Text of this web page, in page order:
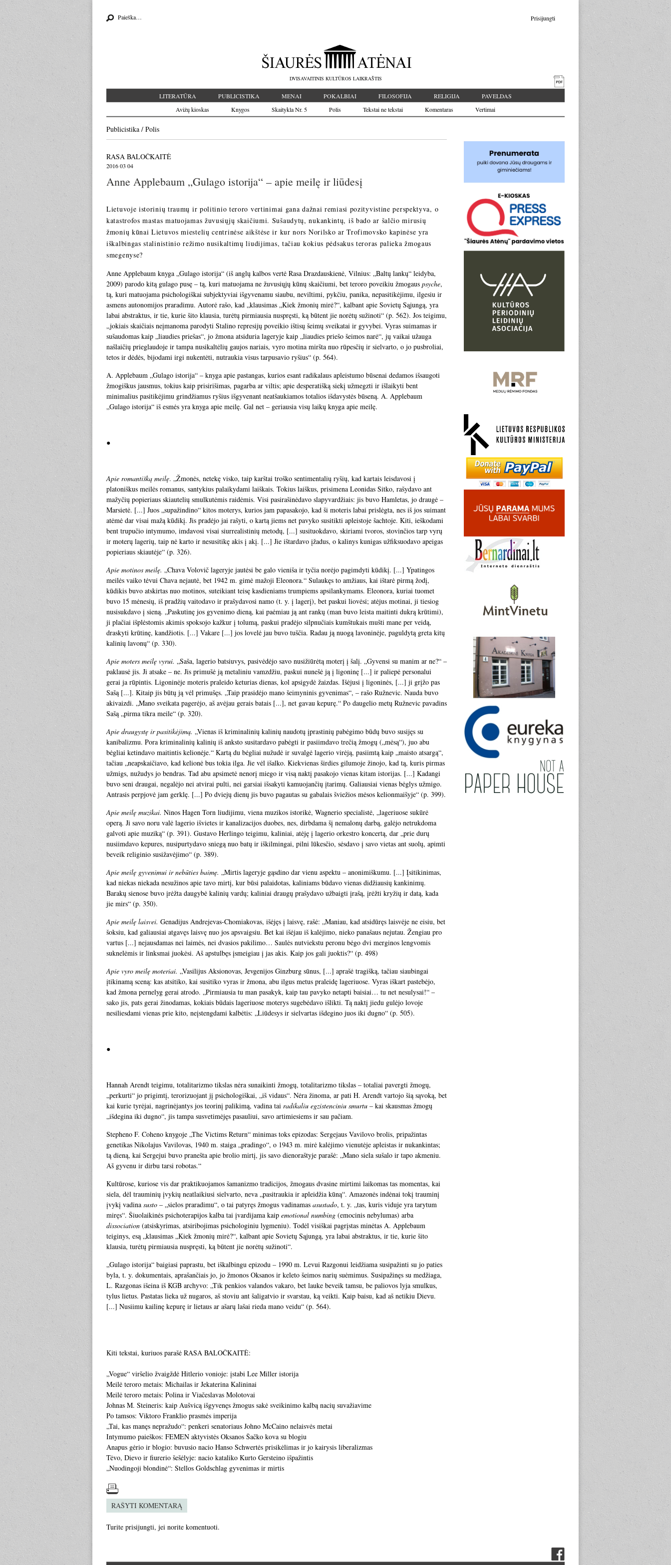
Prisijungti
Search for:
DVISAVAITINIS KULTŪROS LAIKRAŠTIS
LITERATŪRA PUBLICISTIKA MENAI POKALBIAI FILOSOFIJA RELIGIJA
PAVELDAS
Avižų kioskas
Knygos Skaitykla Nr. 5 Polis Tekstai ne tekstai Komentaras Vertimai
Publicistika / Polis
RASA BALOČKAITĖ
2016 03 04
Anne Applebaum „Gulago istorija“ – apie meilę ir liūdesį
Lietuvoje istorinių traumų ir politinio teroro vertinimai gana dažnai remiasi pozityvistine perspektyva, o
katastrofos mastas matuojamas žuvusiųjų skaičiumi. Sušaudytų, nukankintų, iš bado ar šalčio mirusių
žmonių kūnai Lietuvos miestelių centrinėse aikštėse ir kur nors Norilsko ar Trofimovsko kapinėse yra
iškalbingas stalinistinio režimo nusikaltimų liudijimas, tačiau kokius pėdsakus teroras palieka žmogaus
smegenyse?
Anne Applebaum knyga „Gulago istorija“ (iš anglų kalbos vertė Rasa Drazdauskienė, Vilnius: „Baltų lankų“ leidyba,
2009) parodo kitą gulago pusę – tą, kuri matuojama ne žuvusiųjų kūnų skaičiumi, bet teroro poveikiu žmogaus psyche,
tą, kuri matuojama psichologiškai subjektyviai išgyvenamu siaubu, neviltimi, pykčiu, panika, nepasitikėjimu, ilgesiu ir
asmens autonomijos praradimu. Autorė rašo, kad „klausimas „Kiek žmonių mirė?“, kalbant apie Sovietų Sąjungą, yra
labai abstraktus, ir tie, kurie šito klausia, turėtų pirmiausia nuspręsti, ką būtent jie norėtų sužinoti“ (p. 562). Jos teigimu,
„jokiais skaičiais neįmanoma parodyti Stalino represijų poveikio ištisų šeimų sveikatai ir gyvybei. Vyras suimamas ir
sušaudomas kaip „liaudies priešas“, jo žmona atsiduria lageryje kaip „liaudies priešo šeimos narė“, jų vaikai užauga
našlaičių prieglaudoje ir tampa nusikaltėlių gaujos nariais, vyro motina miršta nuo rūpesčių ir sielvarto, o jo pusbroliai,
tetos ir dėdės, bijodami irgi nukentėti, nutraukia visus tarpusavio ryšius“ (p. 564).
A. Applebaum „Gulago istorija“ – knyga apie pastangas, kurios esant radikalaus apleistumo būsenai dedamos išsaugoti
žmogiškus jausmus, tokius kaip prisirišimas, pagarba ar viltis; apie desperatišką siekį užmegzti ir išlaikyti bent
minimalius pasitikėjimu grindžiamus ryšius išgyvenant neatšaukiamos totalios išdavystės būseną. A. Applebaum
„Gulago istorija“ iš esmės yra knyga apie meilę. Gal net – geriausia visų laikų knyga apie meilę.
●
Apie romantišką meilę. „Žmonės, netekę visko, taip karštai troško sentimentalių ryšių, kad kartais leisdavosi į
platoniškus meilės romanus, santykius palaikydami laiškais. Tokius laiškus, prisimena Leonidas Sitko, rašydavo ant
mažyčių popieriaus skiautelių smulkutėmis raidėmis. Visi pasirašinėdavo slapyvardžiais: jis buvo Hamletas, jo draugė –
Marsietė. [...] Juos „supažindino“ kitos moterys, kurios jam papasakojo, kad ši moteris labai prislėgta, nes iš jos suimant
atėmė dar visai mažą kūdikį. Jis pradėjo jai rašyti, o kartą jiems net pavyko susitikti apleistoje šachtoje. Kiti, ieškodami
bent trupučio intymumo, imdavosi visai siurrealistinių metodų, [...] susituokdavo, skiriami tvoros, stovinčios tarp vyrų
ir moterų lagerių, taip nė karto ir nesusitikę akis į akį. [...] Jie ištardavo įžadus, o kalinys kunigas užfiksuodavo apeigas
popieriaus skiautėje“ (p. 326).
Apie motinos meilę. „Chava Volovič lageryje jautėsi be galo vieniša ir tyčia norėjo pagimdyti kūdikį. [...] Ypatingos
meilės vaiko tėvui Chava nejautė, bet 1942 m. gimė mažoji Eleonora.“ Sulaukęs to amžiaus, kai ištarė pirmą žodį,
kūdikis buvo atskirtas nuo motinos, suteikiant teisę kasdieniams trumpiems apsilankymams. Eleonora, kuriai tuomet
buvo 15 mėnesių, iš pradžių vaitodavo ir prašydavosi namo (t. y. į lagerį), bet paskui liovėsi; atėjus motinai, ji tiesiog
nusisukdavo į sieną. „Paskutinę jos gyvenimo dieną, kai paėmiau ją ant rankų (man buvo leista maitinti dukrą krūtimi),
ji plačiai išplėstomis akimis spoksojo kažkur į tolumą, paskui pradėjo silpnučiais kumštukais mušti mane per veidą,
draskyti krūtinę, kandžiotis. [...] Vakare [...] jos lovelė jau buvo tuščia. Radau ją nuogą lavoninėje, paguldytą greta kitų
kalinių lavonų“ (p. 330).
Apie moters meilę vyrui. „Saša, lagerio batsiuvys, pasivėdėjo savo nusižiūrėtą moterį į šalį. „Gyvensi su manim ar ne?“ –
paklausė jis. Ji atsake – ne. Jis primušė ją metaliniu vamzdžiu, paskui nunešė ją į ligoninę [...] ir paliepė personalui
gerai ja rūpintis. Ligoninėje moteris praleido keturias dienas, kol apsigydė žaizdas. Išėjusi į ligoninės, [...] ji grįžo pas
Sašą [...]. Kitaip jis būtų ją vėl primušęs. „Taip prasidėjo mano šeimyninis gyvenimas“, – rašo Ružnevic. Nauda buvo
akivaizdi. „Mano sveikata pagerėjo, aš avėjau gerais batais [...], net gavau kepurę.“ Po daugelio metų Ružnevic pavadins
Sašą „pirma tikra meile“ (p. 320).
Apie draugystę ir pasitikėjimą. „Vienas iš kriminalinių kalinių naudotų įprastinių pabėgimo būdų buvo susijęs su
kanibalizmu. Pora kriminalinių kalinių iš anksto susitardavo pabėgti ir pasiimdavo trečią žmogų („mėsą“), juo abu
bėgliai ketindavo maitintis kelionėje.“ Kartą du bėgliai nužudė ir suvalgė lagerio virėją, pasiimtą kaip „maisto atsargą“,
tačiau „neapskaičiavo, kad kelionė bus tokia ilga. Jie vėl išalko. Kiekvienas širdies gilumoje žinojo, kad tą, kuris pirmas
užmigs, nužudys jo bendras. Tad abu apsimetė nenorį miego ir visą naktį pasakojo vienas kitam istorijas. [...] Kadangi
buvo seni draugai, negalėjo nei atvirai pulti, nei garsiai išsakyti kamuojančių įtarimų. Galiausiai vienas bėglys užmigo.
Antrasis perpjovė jam gerklę. [...] Po dviejų dienų jis buvo pagautas su gabalais šviežios mėsos kelionmaišyje“ (p. 399).
Apie meilę muzikai. Ninos Hagen Torn liudijimu, viena muzikos istorikė, Wagnerio specialistė, „lageriuose sukūrė
operą. Ji savo noru valė lagerio išvietes ir kanalizacijos duobes, nes, dirbdama šį nemalonų darbą, galėjo netrukdoma
galvoti apie muziką“ (p. 391). Gustavo Herlingo teigimu, kaliniai, atėję į lagerio orkestro koncertą, dar „prie durų
nusiimdavo kepures, nusipurtydavo sniegą nuo batų ir iškilmingai, pilni lūkesčio, sėsdavo į savo vietas ant suolų, apimti
beveik religinio susižavėjimo“ (p. 389).
Apie meilę gyvenimui ir nebūties baimę. „Mirtis lageryje gąsdino dar vienu aspektu – anonimiškumu. [...] Įsitikinimas,
kad niekas niekada nesužinos apie tavo mirtį, kur būsi palaidotas, kaliniams būdavo vienas didžiausių kankinimų.
Barakų sienose buvo įrėžta daugybė kalinių vardų; kaliniai draugų prašydavo užbaigti įrašą, įrėžti kryžių ir datą, kada
jie mirs“ (p. 350).
Apie meilę laisvei. Genadijus Andrejevas-Chomiakovas, išėjęs į laisvę, rašė: „Maniau, kad atsidūręs laisvėje ne eisiu, bet
šoksiu, kad galiausiai atgavęs laisvę nuo jos apsvaigsiu. Bet kai išėjau iš kalėjimo, nieko panašaus nejutau. Žengiau pro
vartus [...] nejausdamas nei laimės, nei dvasios pakilimo… Saulės nutviekstu peronu bėgo dvi merginos lengvomis
suknelėmis ir linksmai juokėsi. Aš apstulbęs įsmeigiau į jas akis. Kaip jos gali juoktis?“ (p. 498)
Apie vyro meilę moteriai. „Vasilijus Aksionovas, Jevgenijos Ginzburg sūnus, [...] aprašė tragišką, tačiau siaubingai
įtikinamą sceną: kas atsitiko, kai susitiko vyras ir žmona, abu ilgus metus praleidę lageriuose. Vyras iškart pastebėjo,
kad žmona pernelyg gerai atrodo. „Pirmiausia tu man pasakyk, kaip tau pavyko netapti baisiai… tu net nesulysai!“ –
sako jis, pats gerai žinodamas, kokiais būdais lageriuose moterys sugebėdavo išlikti. Tą naktį jiedu gulėjo lovoje
nesiliesdami vienas prie kito, neįstengdami kalbėtis: „Liūdesys ir sielvartas išdegino juos iki dugno“ (p. 505).
●
Hannah Arendt teigimu, totalitarizmo tikslas nėra sunaikinti žmogų, totalitarizmo tikslas – totaliai pavergti žmogų,
„perkurti“ jo prigimtį, terorizuojant jį psichologiškai, „iš vidaus“. Nėra žinoma, ar pati H. Arendt vartojo šią sąvoką, bet
kai kurie tyrėjai, nagrinėjantys jos teorinį palikimą, vadina tai radikaliu egzistenciniu smurtu – kai skausmas žmogų
„išdegina iki dugno“, jis tampa susvetimėjęs pasauliui, savo artimiesiems ir sau pačiam.
Stepheno F. Coheno knygoje „The Victims Return“ minimas toks epizodas: Sergejaus Vavilovo brolis, pripažintas
genetikas Nikolajus Vavilovas, 1940 m. staiga „pradingo“, o 1943 m. mirė kalėjimo vienutėje apleistas ir nukankintas;
tą dieną, kai Sergejui buvo pranešta apie brolio mirtį, jis savo dienoraštyje parašė: „Mano siela sušalo ir tapo akmeniu.
Aš gyvenu ir dirbu tarsi robotas.“
Kultūrose, kuriose vis dar praktikuojamos šamanizmo tradicijos, žmogaus dvasine mirtimi laikomas tas momentas, kai
siela, dėl trauminių įvykių neatlaikiusi sielvarto, neva „pasitraukia ir apleidžia kūną“. Amazonės indėnai tokį trauminį
įvykį vadina susto – „sielos praradimu“, o tai patyręs žmogus vadinamas asustado, t. y. „tas, kuris viduje yra tarytum
miręs“. Šiuolaikinės psichoterapijos kalba tai įvardijama kaip emotional numbing (emocinis nebylumas) arba
dissociation (atsiskyrimas, atsiribojimas psichologiniu lygmeniu). Todėl visiškai pagrįstas minėtas A. Applebaum
teiginys, esą „klausimas „Kiek žmonių mirė?“, kalbant apie Sovietų Sąjungą, yra labai abstraktus, ir tie, kurie šito
klausia, turėtų pirmiausia nuspręsti, ką būtent jie norėtų sužinoti“.
„Gulago istorija“ baigiasi paprastu, bet iškalbingu epizodu – 1990 m. Levui Razgonui leidžiama susipažinti su jo paties
byla, t. y. dokumentais, aprašančiais jo, jo žmonos Oksanos ir keleto šeimos narių suėmimus. Susipažinęs su medžiaga,
L. Razgonas išeina iš KGB archyvo: „Tik penkios valandos vakaro, bet lauke beveik tamsu, be paliovos lyja smulkus,
tylus lietus. Pastatas lieka už nugaros, aš stoviu ant šaligatvio ir svarstau, ką veikti. Kaip baisu, kad aš netikiu Dievu.
[...] Nusiimu kailinę kepurę ir lietaus ar ašarų lašai rieda mano veidu“ (p. 564).
Kiti tekstai, kuriuos parašė RASA BALOČKAITĖ:
„Vogue“ viršelio žvaigždė Hitlerio vonioje: įstabi Lee Miller istorija
Meilė teroro metais: Michailas ir Jekaterina Kalininai
Meilė teroro metais: Polina ir Viačeslavas Molotovai
Johnas M. Steineris: kaip Aušvicą išgyvenęs žmogus sakė sveikinimo kalbą nacių suvažiavime
Po tamsos: Viktoro Franklio prasmės imperija
„Tai, kas manęs nepražudo“: penkeri senatoriaus Johno McCaino nelaisvės metai
Intymumo paieškos: FEMEN aktyvistės Oksanos Šačko kova su blogiu
Anapus gėrio ir blogio: buvusio nacio Hanso Schwertės prisikėlimas ir jo kairysis liberalizmas
Tėvo, Dievo ir fiurerio šešėlyje: nacio kataliko Kurto Gersteino išpažintis
„Nuodingoji blondinė“: Stellos Goldschlag gyvenimas ir mirtis
RAŠYTI KOMENTARĄ
Turite prisijungti, jei norite komentuoti.